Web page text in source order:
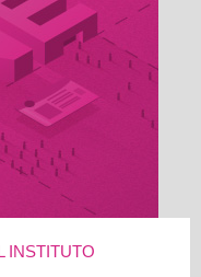
INSTITUTO